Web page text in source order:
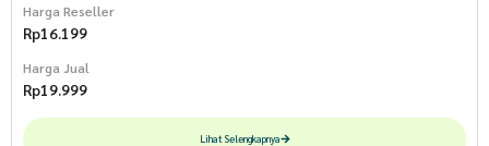
Harga Reseller
Rp16.199
Harga Jual
Rp19.999
Lihat Selengkapnya